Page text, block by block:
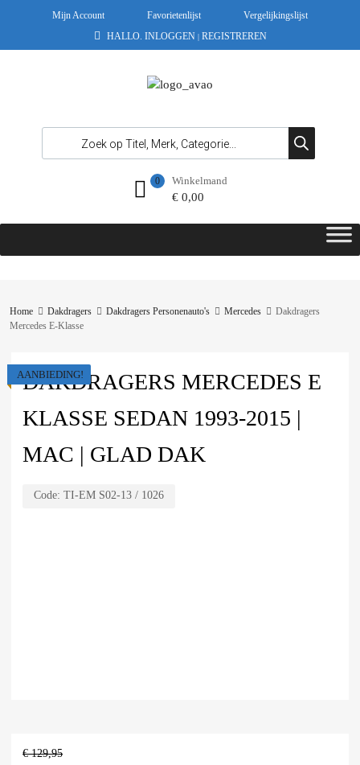
Mijn Account Favorietenlijst
Vergelijkingslijst
HALLO. INLOGGEN | REGISTREREN
Winkelmand
€0,00
0
Home Dakdragers Dakdragers Personenauto's Mercedes
Dakdragers
Mercedes E-Klasse
DAKDRAGERS MERCEDES E
KLASSE SEDAN 1993-2015 |
MAC | GLAD DAK
Code: TI-EM S02-13 / 1026
AANBIEDING!
€129,95